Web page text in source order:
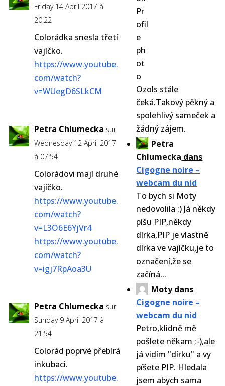
Ozols stále
čeká.Takový pěkný a
spolehlivý sameček a
žádný zájem.
Petra
Chlumecka dans
Cigogne noire –
webcam du nid
To bych si Moty
nedovolila :) Já někdy
píšu PIP,někdy
dírka,PIP je vlastně
dírka ve vajíčku,je to
označení,že se
začíná...
Motydans
Cigogne noire –
webcam du nid
Petro,klidně mě
pošlete někam ;-),ale
já vidím "dírku" a vy
píšete PIP. Hledala
jsem abych sama
Friday 14 April 2017 à
20:22
Colorádka snesla třetí
vajíčko.
https://www.youtube.
com/watch?
v=WUegD6SLkCM
Petra Chlumecka sur
Wednesday 12 April 2017
à 07:54
Colorádovi mají druhé
vajíčko.
https://www.youtube.
com/watch?
v=L3O6E6YjVr4
https://www.youtube.
com/watch?
v=igj7RpAoa3U
Petra Chlumecka sur
Sunday 9 April 2017 à
21:54
Colorád poprvé přebírá
inkubaci.
https://www.youtube.